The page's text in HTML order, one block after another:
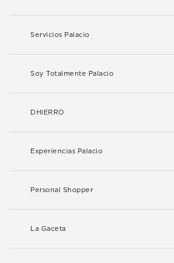
Servicios Palacio
Soy Totalmente Palacio
DHIERRO
Experiencias Palacio
Personal Shopper
La Gaceta